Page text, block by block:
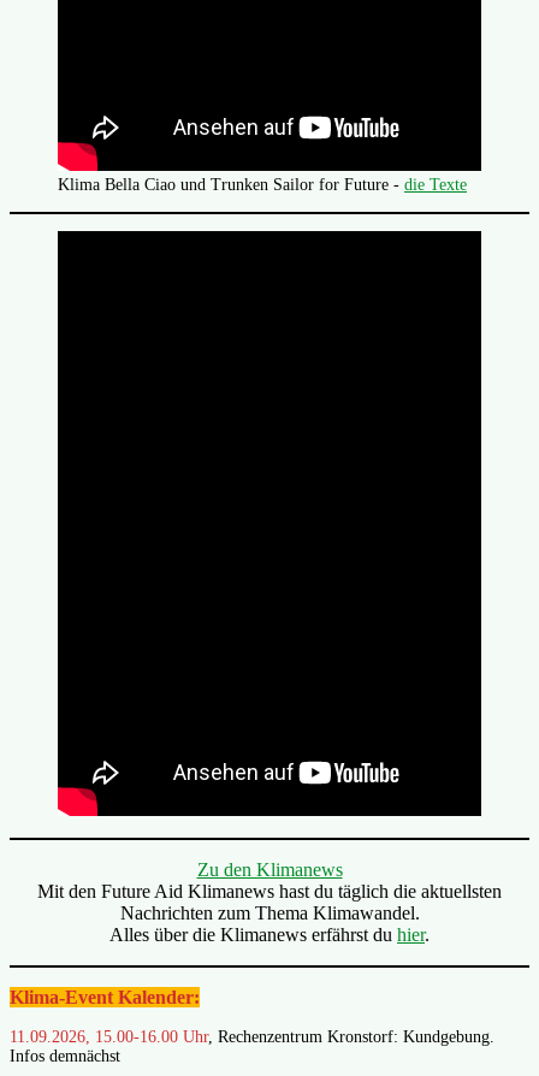
Klima Bella Ciao und Trunken Sailor for Future - die Texte
Zu den Klimanews
Mit den Future Aid Klimanews hast du täglich die aktuellsten
Nachrichten zum Thema Klimawandel.
Alles über die Klimanews erfährst du hier.
Klima-Event Kalender:
11.09.2026, 15.00-16.00 Uhr, Rechenzentrum Kronstorf: Kundgebung.
Infos demnächst